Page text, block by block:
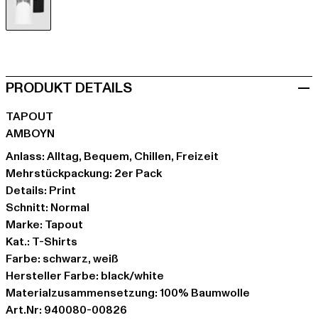
PRODUKT DETAILS
TAPOUT
AMBOYN
Anlass: Alltag, Bequem, Chillen, Freizeit
Mehrstückpackung: 2er Pack
Details: Print
Schnitt: Normal
Marke: Tapout
Kat.: T-Shirts
Farbe: schwarz, weiß
Hersteller Farbe: black/white
Materialzusammensetzung: 100% Baumwolle
Art.Nr: 940080-00826